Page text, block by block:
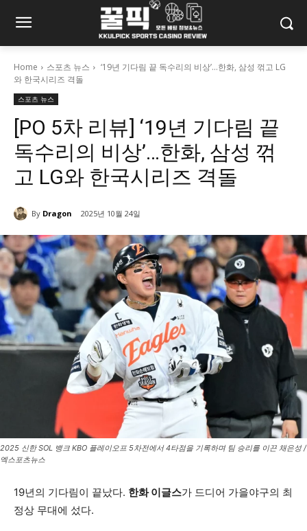
Home 스포츠 뉴스
‘19년 기다림 끝 독수리의 비상’…한화, 삼성 꺾고 LG
와 한국시리즈 격돌
스포츠 뉴스
[PO 5차 리뷰] ‘19년 기다림 끝
독수리의 비상’…한화, 삼성 꺾
고 LG와 한국시리즈 격돌
By Dragon 2025년 10월 24일
2025 신한 SOL 뱅크 KBO 플레이오프 5차전에서 4타점을 기록하며 팀 승리를 이끈 채은성 /
엑스포츠뉴스
19년의 기다림이 끝났다. 한화 이글스가 드디어 가을야구의 최
정상 무대에 섰다.